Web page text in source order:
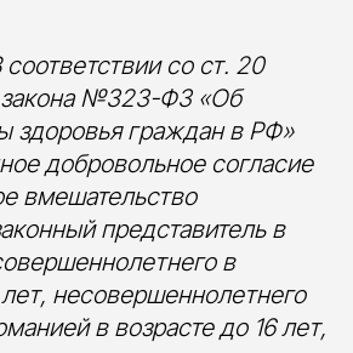
соответствии со ст. 20
закона №323-Ф3 «Об
здоровья граждан в РФ»
добровольное согласие
вмешательство
представитель в
в
лет, несовершеннолетнего
в возрасте до 16 лет,